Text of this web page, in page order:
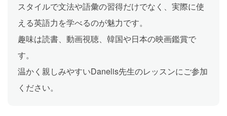
スタイルで文法や語彙の習得だけでなく、実際に使
える英語力を学べるのが魅力です。
趣味は読書、動画視聴、韓国や日本の映画鑑賞で
す。
温かく親しみやすいDanelis先生のレッスンにご参加
ください。